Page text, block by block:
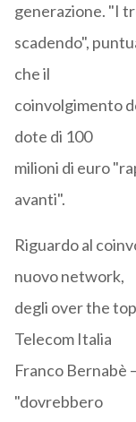
generazione. "I
scadendo",
che il
coinvolgimento
dote di 100
milioni di euro
avanti".
Riguardo al
nuovo network,
degli over the
Telecom Italia
Franco Bernabè
"dovrebbero